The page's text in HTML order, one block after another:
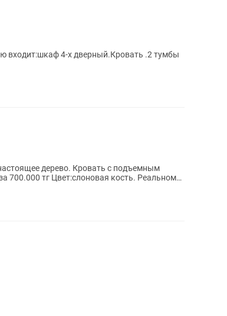
входит:шкаф 4-х дверный.Кровать .2 тумбы
Кровать с подъемным
кость. Реальному